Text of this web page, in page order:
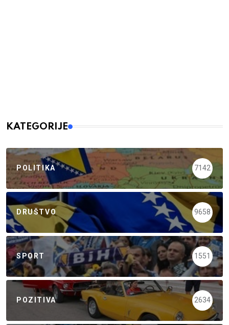
KATEGORIJE
POLITIKA 7142
DRUŠTVO 9658
SPORT 1551
POZITIVA 2634